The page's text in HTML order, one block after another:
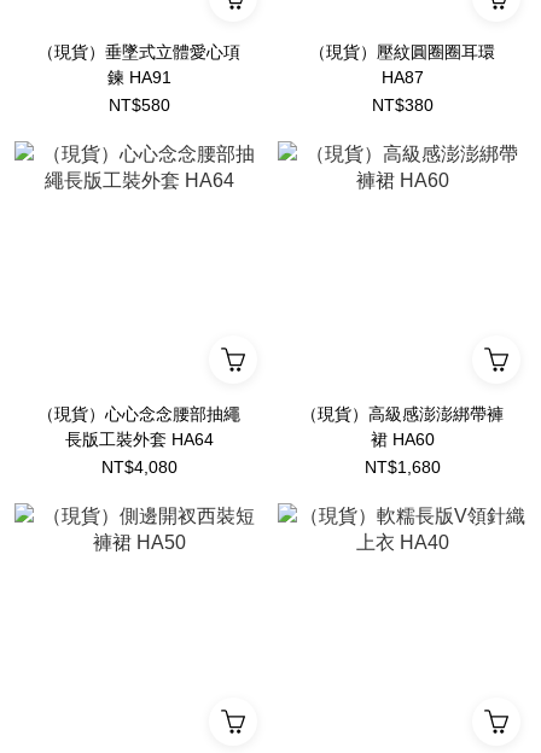
（現貨）垂墜式立體愛心項
鍊 HA91
NT$580
（現貨）壓紋圓圈圈耳環
HA87
NT$380
（現貨）心心念念腰部抽繩
長版工裝外套 HA64
NT$4,080
（現貨）高級感澎澎綁帶褲
裙 HA60
NT$1,680